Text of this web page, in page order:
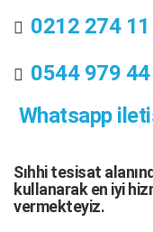
0212 274
0544 979
Whatsapp
Sıhhi tesisat
kullanarak en iyi
vermekteyiz.